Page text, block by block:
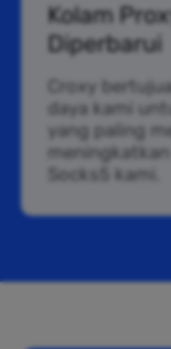
Kolam
Diperbarui
Croxy
daya kami
yang paling
Socks5 kami.